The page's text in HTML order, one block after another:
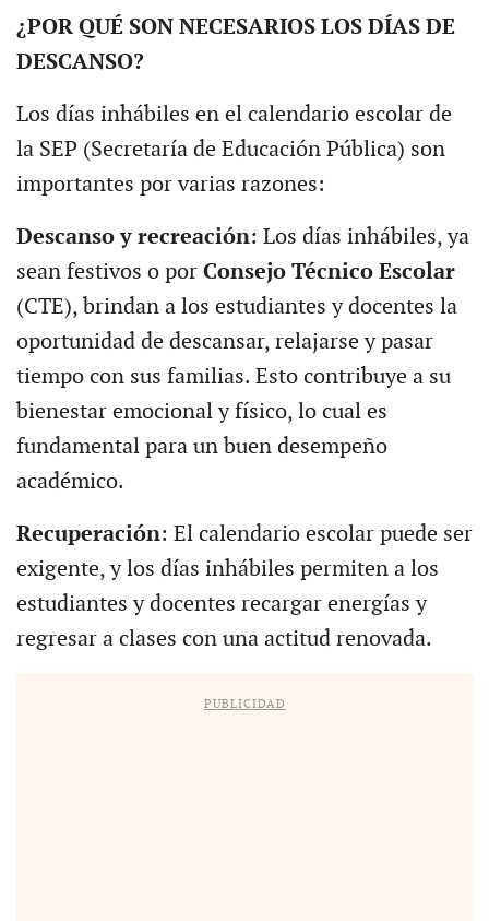
¿POR QUÉ SON NECESARIOS LOS DÍAS DE
DESCANSO?
Los días inhábiles en el calendario escolar de
la SEP (Secretaría de Educación Pública) son
importantes por varias razones:
Descanso y recreación: Los días inhábiles, ya
sean festivos o por Consejo Técnico Escolar
(CTE), brindan a los estudiantes y docentes la
oportunidad de descansar, relajarse y pasar
tiempo con sus familias. Esto contribuye a su
bienestar emocional y físico, lo cual es
fundamental para un buen desempeño
académico.
Recuperación: El calendario escolar puede ser
exigente, y los días inhábiles permiten a los
estudiantes y docentes recargar energías y
regresar a clases con una actitud renovada.
PUBLICIDAD